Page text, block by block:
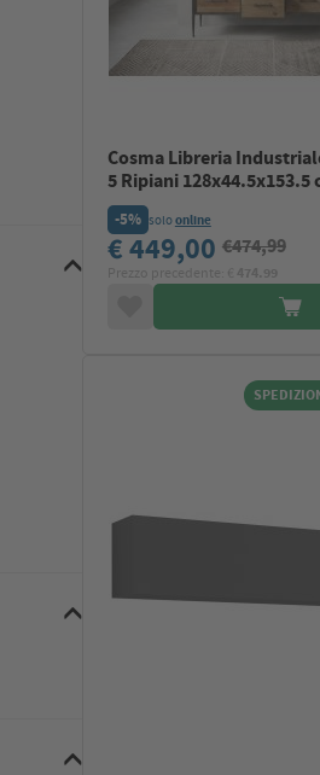
Cosma Libreria
5 Ripiani 128x44.5x153.5
-5% soloonline
€ 449,00 €474,99